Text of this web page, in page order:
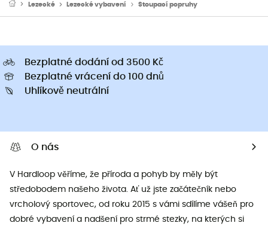
Lezecké Lezecké vybavení Stoupací popruhy
Bezplatné dodání od 3500 Kč
Bezplatné vrácení do 100 dnů
Uhlíkově neutrální
O nás
V Hardloop věříme, že příroda a pohyb by měly být
středobodem našeho života. Ať už jste začátečník nebo
vrcholový sportovec, od roku 2015 s vámi sdílíme vášeň pro
dobré vybavení a nadšení pro strmé stezky, na kterých si